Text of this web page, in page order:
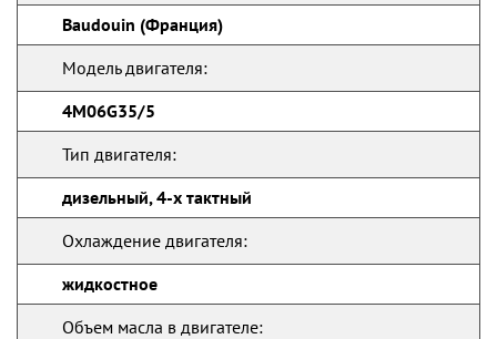
Baudouin (Франция)
Модель двигателя:
4M06G35/5
Тип двигателя:
дизельный, 4-х тактный
Охлаждение двигателя:
жидкостное
Объем масла в двигателе: